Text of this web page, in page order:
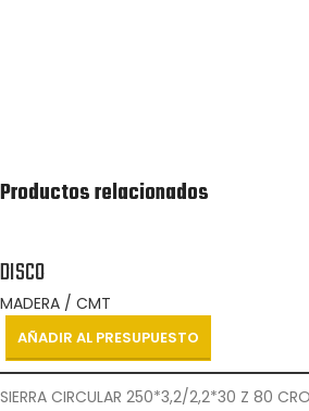
Productos relacionados
DISCO
MADERA / CMT
AÑADIR AL PRESUPUESTO
SIERRA CIRCULAR 250*3,2/2,2*30 Z 80